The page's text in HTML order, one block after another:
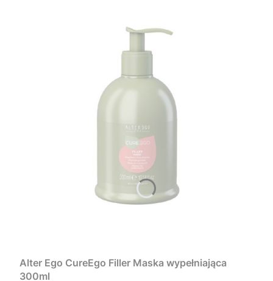
Alter Ego CureEgo Filler Maska wypełniająca
300ml